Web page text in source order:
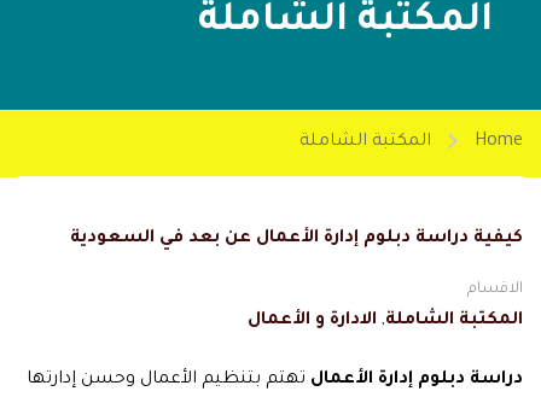
المكتبة الشاملة
Home المكتبة الشاملة
كيفية دراسة دبلوم إدارة الأعمال عن بعد في السعودية
الاقسام
المكتبة الشاملة, الادارة و الأعمال
دراسة دبلوم إدارة الأعمال تهتم بتنظيم الأعمال وحسن إدارتها